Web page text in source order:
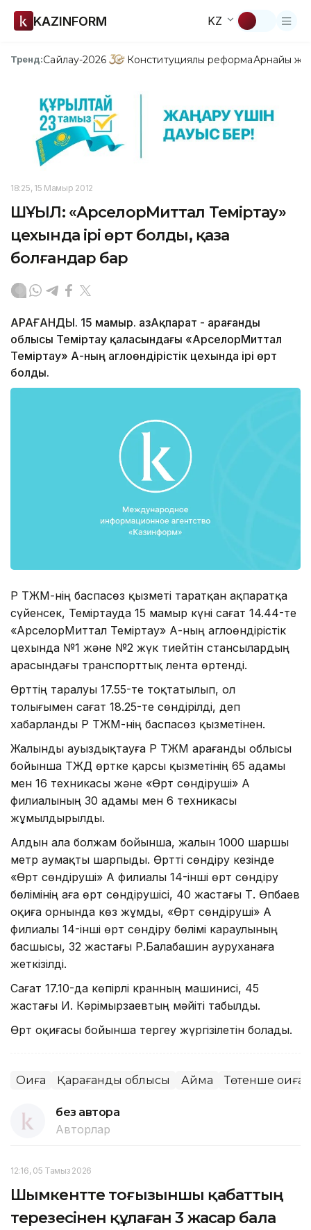
KAZINFORM KZ
Тренд:Сайлау-2026 Конституциялық реформаАрнайы
18:25, 15 Мамыр 2012
ШҰҒЫЛ: «АрселорМиттал Теміртау»
цехында ірі өрт болды, қаза
болғандар бар
ҚАРАҒАНДЫ. 15 мамыр. ҚазАқпарат - Қарағанды
облысы Теміртау қаласындағы «АрселорМиттал
Теміртау» АҚ-ның аглоөндірістік цехында ірі өрт
болды.
ҚР ТЖМ-нің баспасөз қызметі таратқан ақпаратқа
сүйенсек, Теміртауда 15 мамыр күні сағат 14.44-те
«АрселорМиттал Теміртау» АҚ-ның аглоөндірістік
цехында №1 және №2 жүк тиейтін стансылардың
арасындағы транспорттық лента өртенді.
Өрттің таралуы 17.55-те тоқтатылып, ол
толығымен сағат 18.25-те сөндірілді, деп
хабарланды ҚР ТЖМ-нің баспасөз қызметінен.
Жалынды ауыздықтауға ҚР ТЖМ Қарағанды облысы
бойынша ТЖД өртке қарсы қызметінің 65 адамы
мен 16 техникасы және «Өрт сөндіруші» АҚ
филиалының 30 адамы мен 6 техникасы
жұмылдырылды.
Алдын ала болжам бойынша, жалын 1000 шаршы
метр аумақты шарпыды. Өртті сөндіру кезінде
«Өрт сөндіруші» АҚ филиалы 14-інші өрт сөндіру
бөлімінің аға өрт сөндірушісі, 40 жастағы Т. Өпбаев
оқиға орнында көз жұмды, «Өрт сөндіруші» АҚ
филиалы 14-інші өрт сөндіру бөлімі караулының
басшысы, 32 жастағы Р.Балабашин ауруханаға
жеткізілді.
Сағат 17.10-да көпірлі кранның машинисі, 45
жастағы И. Кәрімырзаевтың мәйіті табылды.
Өрт оқиғасы бойынша тергеу жүргізілетін болады.
Оқиға Қарағанды облысы Аймақ Төтенше
без автора
Авторлар
12:16, 05 Тамыз 2026
Шымкентте тоғызыншы қабаттың
терезесінен құлаған 3 жасар бала